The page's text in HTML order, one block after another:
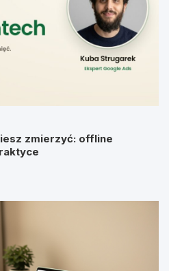
zmierzyć: offline